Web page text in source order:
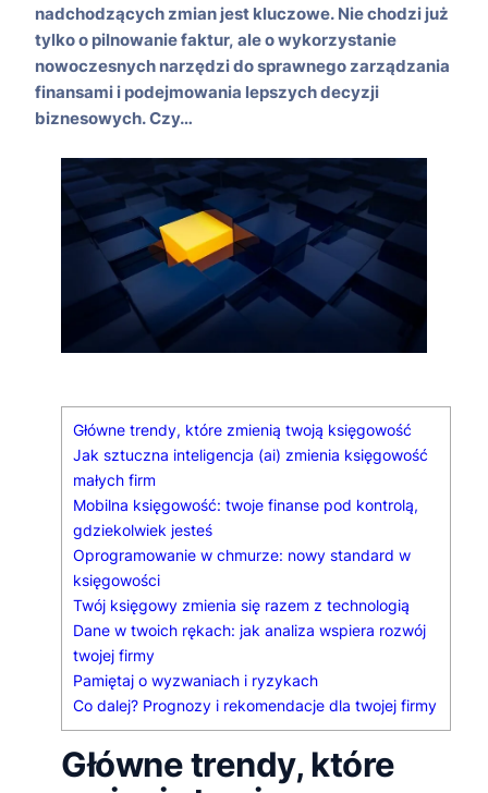
nadchodzących zmian jest kluczowe. Nie chodzi już
tylko o pilnowanie faktur, ale o wykorzystanie
nowoczesnych narzędzi do sprawnego zarządzania
finansami i podejmowania lepszych decyzji
biznesowych. Czy…
Główne trendy, które zmienią twoją księgowość
Jak sztuczna inteligencja (ai) zmienia księgowość
małych firm
Mobilna księgowość: twoje finanse pod kontrolą,
gdziekolwiek jesteś
Oprogramowanie w chmurze: nowy standard w
księgowości
Twój księgowy zmienia się razem z technologią
Dane w twoich rękach: jak analiza wspiera rozwój
twojej firmy
Pamiętaj o wyzwaniach i ryzykach
Co dalej? Prognozy i rekomendacje dla twojej firmy
Główne trendy, które